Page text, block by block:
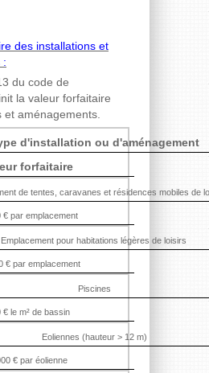
des installations et
:
du code de
la valeur forfaitaire
et aménagements.
d'installation ou d'aménagement
forfaitaire
de tentes, caravanes et résidences mobiles de
€ par emplacement
Emplacement pour habitations légères de loisirs
€ par emplacement
Piscines
€ le m² de bassin
Eoliennes (hauteur > 12 m)
€ par éolienne